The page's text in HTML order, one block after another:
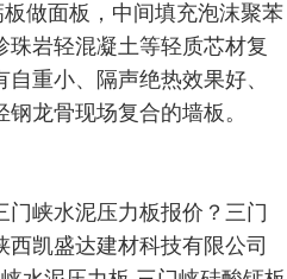
做面板，中间填充泡沫聚苯
珠岩轻混凝土等轻质芯材复
重小、隔声绝热效果好、
龙骨现场复合的墙板。
峡水泥压力板报价？三门
凯盛达建材科技有限公司